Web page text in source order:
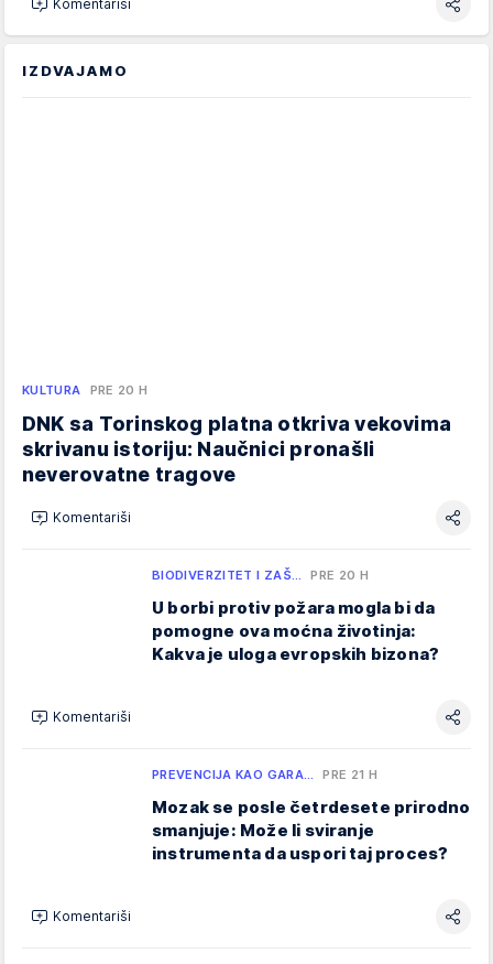
Komentariši
IZDVAJAMO
KULTURA PRE 20 H
DNK sa Torinskog platna otkriva vekovima
skrivanu istoriju: Naučnici pronašli
neverovatne tragove
Komentariši
BIODIVERZITET I ZAŠ… PRE 20 H
U borbi protiv požara mogla bi da
pomogne ova moćna životinja:
Kakva je uloga evropskih bizona?
Komentariši
PREVENCIJA KAO GARA… PRE 21 H
Mozak se posle četrdesete prirodno
smanjuje: Može li sviranje
instrumenta da uspori taj proces?
Komentariši